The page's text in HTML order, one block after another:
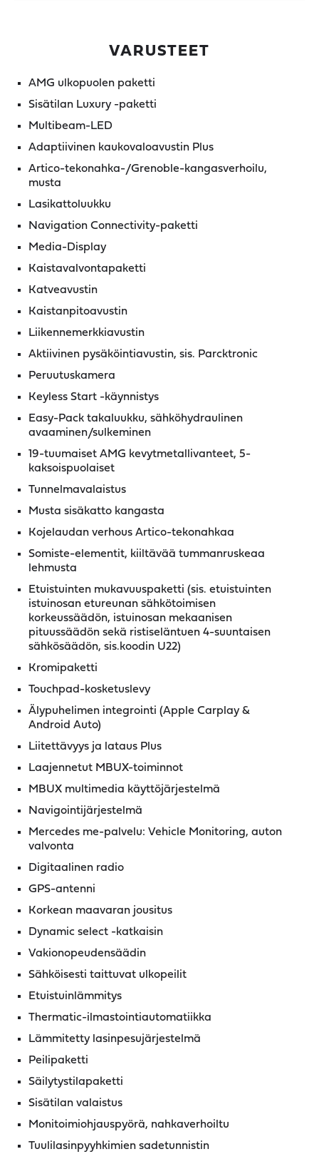
VARUSTEET
AMG ulkopuolen paketti
Sisätilan Luxury -paketti
Multibeam-LED
Adaptiivinen kaukovaloavustin Plus
Artico-tekonahka-/Grenoble-kangasverhoilu,
musta
Lasikattoluukku
Navigation Connectivity-paketti
Media-Display
Kaistavalvontapaketti
Katveavustin
Kaistanpitoavustin
Liikennemerkkiavustin
Aktiivinen pysäköintiavustin, sis. Parcktronic
Peruutuskamera
Keyless Start -käynnistys
Easy-Pack takaluukku, sähköhydraulinen
avaaminen/sulkeminen
19-tuumaiset AMG kevytmetallivanteet, 5-
kaksoispuolaiset
Tunnelmavalaistus
Musta sisäkatto kangasta
Kojelaudan verhous Artico-tekonahkaa
Somiste-elementit, kiiltävää tummanruskeaa
lehmusta
Etuistuinten mukavuuspaketti (sis. etuistuinten
istuinosan etureunan sähkötoimisen
korkeussäädön, istuinosan mekaanisen
pituussäädön sekä ristiseläntuen 4-suuntaisen
sähkösäädön, sis.koodin U22)
Kromipaketti
Touchpad-kosketuslevy
Älypuhelimen integrointi (Apple Carplay &
Android Auto)
Liitettävyys ja lataus Plus
Laajennetut MBUX-toiminnot
MBUX multimedia käyttöjärjestelmä
Navigointijärjestelmä
Mercedes me-palvelu: Vehicle Monitoring, auton
valvonta
Digitaalinen radio
GPS-antenni
Korkean maavaran jousitus
Dynamic select -katkaisin
Vakionopeudensäädin
Sähköisesti taittuvat ulkopeilit
Etuistuinlämmitys
Thermatic-ilmastointiautomatiikka
Lämmitetty lasinpesujärjestelmä
Peilipaketti
Säilytystilapaketti
Sisätilan valaistus
Monitoimiohjauspyörä, nahkaverhoiltu
Tuulilasinpyyhkimien sadetunnistin